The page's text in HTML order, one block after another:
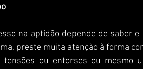
preste muita atenção à forma
tensões ou entorses ou mesmo